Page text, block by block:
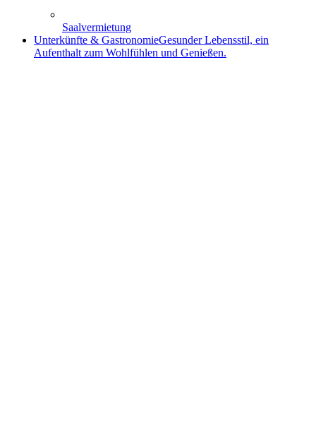
Saalvermietung
Unterkünfte & GastronomieGesunder Lebensstil, ein
Aufenthalt zum Wohlfühlen und Genießen.